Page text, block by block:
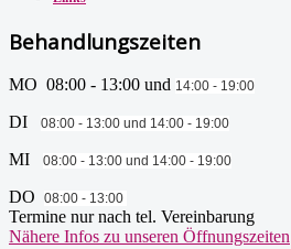
Behandlungszeiten
MO 08:00 - 13:00 und 14:00 - 19:00
DI 08:00 - 13:00 und 14:00 - 19:00
MI 08:00 - 13:00 und 14:00 - 19:00
DO 08:00 - 13:00
Termine nur nach tel. Vereinbarung
Nähere Infos zu unseren Öffnungszeiten